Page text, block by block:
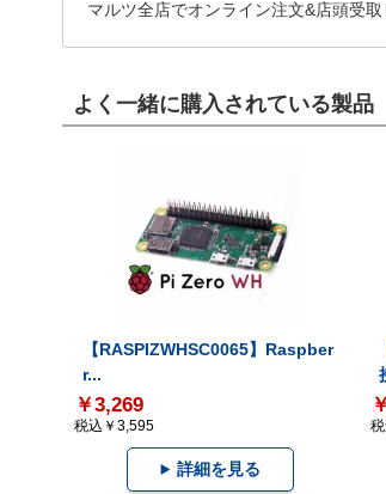
マルツ全店でオンライン注文&店頭受
よく一緒に購入されている製品
【RASPIZWHSC0065】Raspber
r...
￥3,269
税込￥3,595
詳細を見る